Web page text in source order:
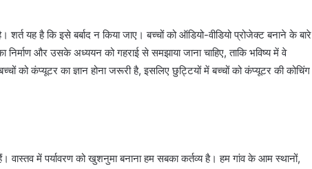
यह है कि इसे बर्बाद न किया जाए। बच्चों को ऑडियो-वीडियो प्रोजेक्ट बनाने के बारे
निर्माण और उसके अध्ययन को गहराई से समझाया जाना चाहिए, ताकि भविष्य में वे
कंप्यूटर का ज्ञान होना जरूरी है, इसलिए छुट्टियों में बच्चों को कंप्यूटर की कोचिंग
में पर्यावरण को खुशनुमा बनाना हम सबका कर्तव्य है। हम गांव के आम स्थानों,